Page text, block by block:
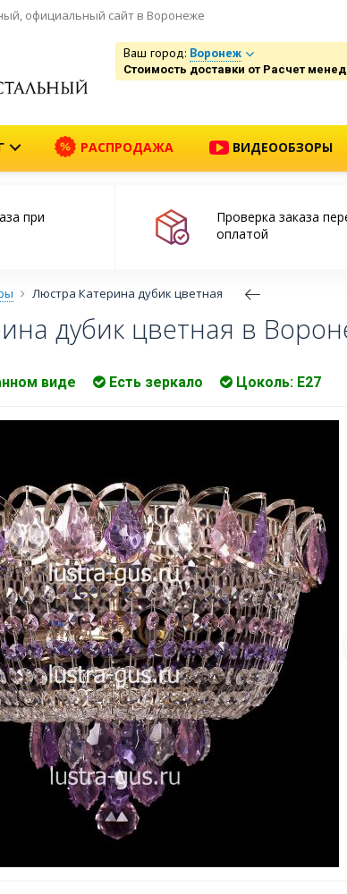
официальный сайт в Воронеже
Ваш город: Воронеж
Стоимость доставки от Расчет
РАСПРОДАЖА ВИДЕООБЗОРЫ
при
Проверка заказа
оплатой
Люстра Катерина дубик цветная
дубик цветная в
виде Есть зеркало Цоколь: Е27